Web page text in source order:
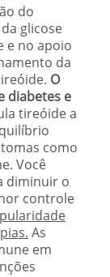
do
glicose
e no apoio
da
O
diabetes e
tireóide a
como
Você
diminuir o
controle
As
em